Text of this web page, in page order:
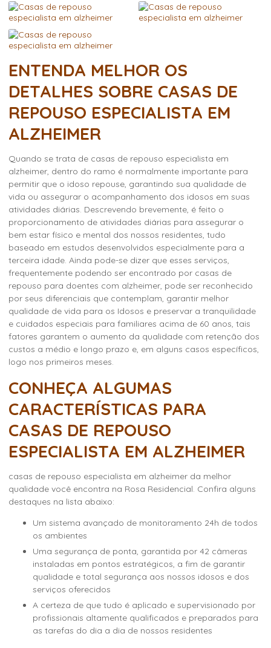
ENTENDA MELHOR OS
DETALHES SOBRE CASAS DE
REPOUSO ESPECIALISTA EM
ALZHEIMER
Quando se trata de casas de repouso especialista em
alzheimer, dentro do ramo é normalmente importante para
permitir que o idoso repouse, garantindo sua qualidade de
vida ou assegurar o acompanhamento dos idosos em suas
atividades diárias. Descrevendo brevemente, é feito o
proporcionamento de atividades diárias para assegurar o
bem estar físico e mental dos nossos residentes, tudo
baseado em estudos desenvolvidos especialmente para a
terceira idade. Ainda pode-se dizer que esses serviços,
frequentemente podendo ser encontrado por casas de
repouso para doentes com alzheimer, pode ser reconhecido
por seus diferenciais que contemplam, garantir melhor
qualidade de vida para os Idosos e preservar a tranquilidade
e cuidados especiais para familiares acima de 60 anos, tais
fatores garantem o aumento da qualidade com retenção dos
custos a médio e longo prazo e, em alguns casos específicos,
logo nos primeiros meses.
CONHEÇA ALGUMAS
CARACTERÍSTICAS PARA
CASAS DE REPOUSO
ESPECIALISTA EM ALZHEIMER
casas de repouso especialista em alzheimer da melhor
qualidade você encontra na Rosa Residencial. Confira alguns
destaques na lista abaixo:
um sistema avançado de monitoramento 24h de todos
os ambientes
uma segurança de ponta, garantida por 42 câmeras
instaladas em pontos estratégicos, a fim de garantir
qualidade e total segurança aos nossos idosos e dos
serviços oferecidos
a certeza de que tudo é aplicado e supervisionado por
profissionais altamente qualificados e preparados para
as tarefas do dia a dia de nossos residentes